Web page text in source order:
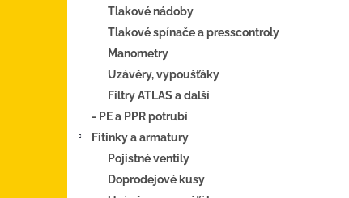
Tlakové nádoby
Tlakové spínače a presscontroly
Manometry
Uzávěry, vypoušťáky
Filtry ATLAS a další
- PE a PPR potrubí
Fitinky a armatury
Pojistné ventily
Doprodejové kusy